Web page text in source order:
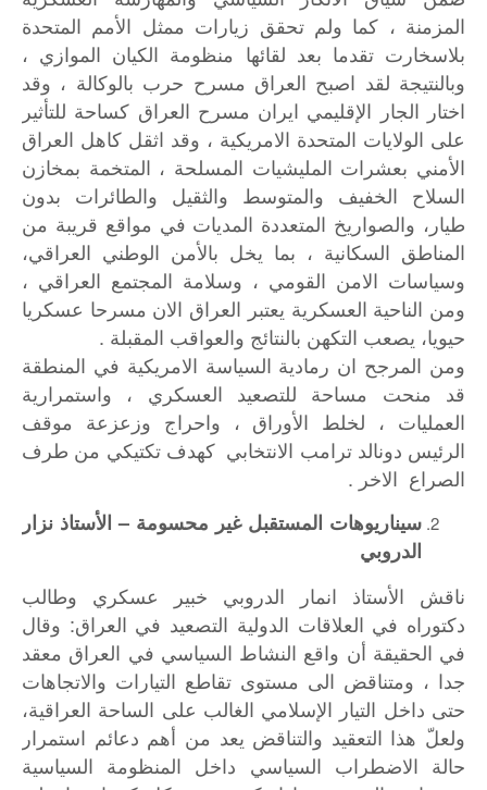
المزمنة ، كما ولم تحقق زيارات ممثل الأمم المتحدة
بلاسخارت تقدما بعد لقائها منظومة الكيان الموازي ،
وبالنتيجة لقد اصبح العراق مسرح حرب بالوكالة ، وقد
اختار الجار الإقليمي ايران مسرح العراق كساحة للتأثير
على الولايات المتحدة الامريكية ، وقد اثقل كاهل العراق
الأمني بعشرات المليشيات المسلحة ، المتخمة بمخازن
السلاح الخفيف والمتوسط والثقيل والطائرات بدون
طيار، والصواريخ المتعددة المديات في مواقع قريبة من
المناطق السكانية ، بما يخل بالأمن الوطني العراقي،
وسياسات الامن القومي ، وسلامة المجتمع العراقي ،
ومن الناحية العسكرية يعتبر العراق الان مسرحا عسكريا
حيويا، يصعب التكهن بالنتائج والعواقب المقبلة .
ومن المرجح ان رمادية السياسة الامريكية في المنطقة
قد منحت مساحة للتصعيد العسكري ، واستمرارية
العمليات ، لخلط الأوراق ، واحراج وزعزعة موقف
الرئيس دونالد ترامب الانتخابي كهدف تكتيكي من طرف
الصراع الاخر .
سيناريوهات المستقبل غير محسومة – الأستاذ نزار
الدروبي
ناقش الأستاذ انمار الدروبي خبير عسكري وطالب
دكتوراه في العلاقات الدولية التصعيد في العراق: وقال
في الحقيقة أن واقع النشاط السياسي في العراق معقد
جدا ، ومتناقض الى مستوى تقاطع التيارات والاتجاهات
حتى داخل التيار الإسلامي الغالب على الساحة العراقية،
ولعلّ هذا التعقيد والتناقض يعد من أهم دعائم استمرار
حالة الاضطراب السياسي داخل المنظومة السياسية